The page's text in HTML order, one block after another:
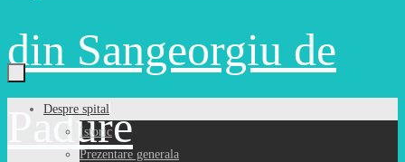
din Sangeorgiu de
Padure
Despre spital
Istoric
Prezentare generala